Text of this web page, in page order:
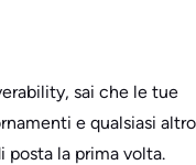
sai che le tue
e qualsiasi altro
posta la prima volta.